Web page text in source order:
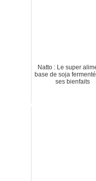
Natto : Le super
base de soja
ses bienfaits